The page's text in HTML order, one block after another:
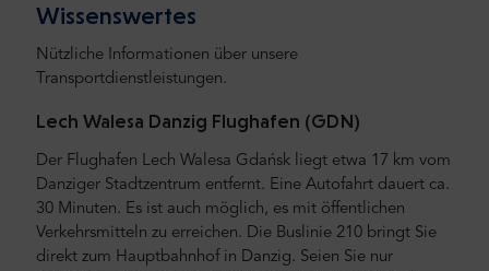
Wissenswertes
Nützliche Informationen über unsere
Transportdienstleistungen.
Lech Walesa Danzig Flughafen (GDN)
Der Flughafen Lech Walesa Gdańsk liegt etwa 17 km vom
Danziger Stadtzentrum entfernt. Eine Autofahrt dauert ca.
30 Minuten. Es ist auch möglich, es mit öffentlichen
Verkehrsmitteln zu erreichen. Die Buslinie 210 bringt Sie
direkt zum Hauptbahnhof in Danzig. Seien Sie nur